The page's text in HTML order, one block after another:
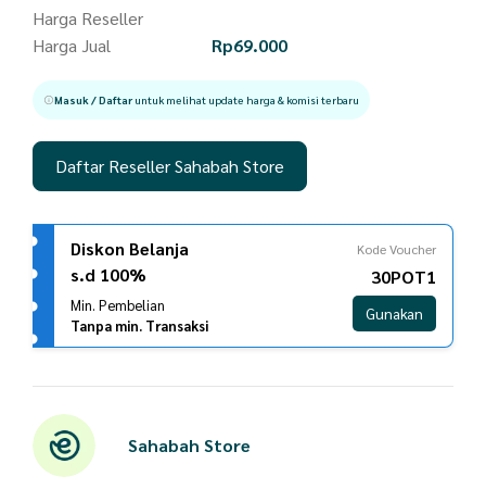
Harga Reseller
Harga Jual
Rp69.000
Masuk / Daftaruntuk melihat update harga & komisi terbaru
Daftar Reseller Sahabah Store
Diskon Belanja
s.d 100%
Min. Pembelian
Tanpa min. Transaksi
Kode Voucher
30POT1
Gunakan
Sahabah Store